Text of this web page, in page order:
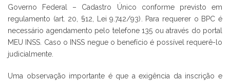
Governo Federal – Cadastro Único conforme previsto em
regulamento (art. 20, §12, Lei 9.742/93). Para requerer o BPC é
necessário agendamento pelo telefone 135 ou através do portal
MEU INSS. Caso o INSS negue o benefício é possível requerê-lo
judicialmente.
Uma observação importante é que a exigência da inscrição e